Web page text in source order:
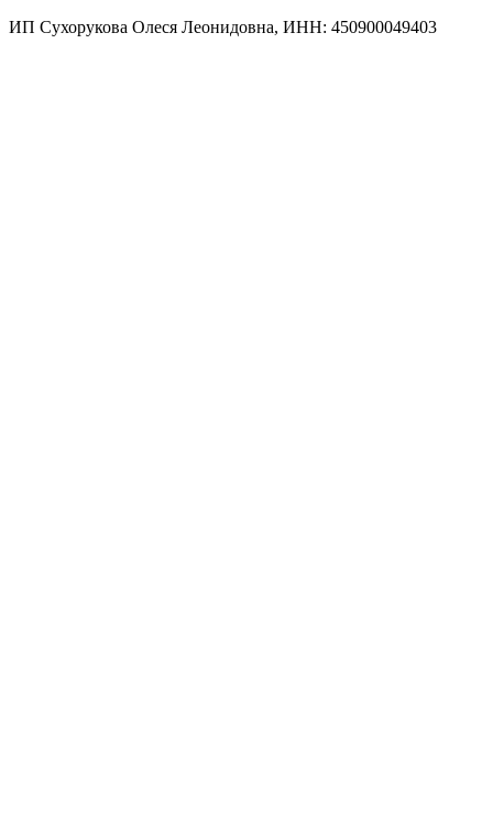
ИП Сухорукова Олеся Леонидовна, ИНН: 450900049403